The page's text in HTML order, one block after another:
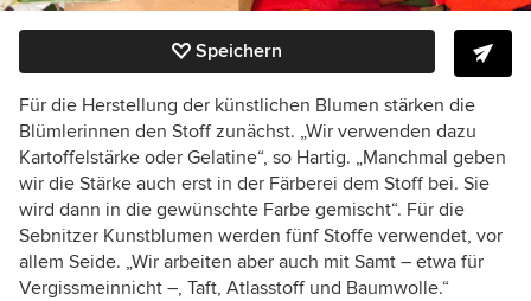
Speichern
Für die Herstellung der künstlichen Blumen stärken die
Blümlerinnen den Stoff zunächst. „Wir verwenden dazu
Kartoffelstärke oder Gelatine“, so Hartig. „Manchmal geben
wir die Stärke auch erst in der Färberei dem Stoff bei. Sie
wird dann in die gewünschte Farbe gemischt“. Für die
Sebnitzer Kunstblumen werden fünf Stoffe verwendet, vor
allem Seide. „Wir arbeiten aber auch mit Samt – etwa für
Vergissmeinnicht –, Taft, Atlasstoff und Baumwolle.“